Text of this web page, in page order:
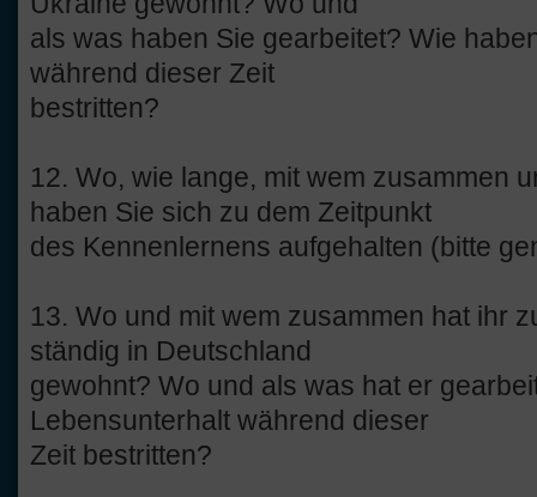
als was haben Sie gearbeitet? Wie
während dieser Zeit
bestritten?
12. Wo, wie lange, mit wem zusammen
haben Sie sich zu dem Zeitpunkt
des Kennenlernens aufgehalten (bitte
13. Wo und mit wem zusammen hat ihr
ständig in Deutschland
gewohnt? Wo und als was hat er
Lebensunterhalt während dieser
Zeit bestritten?